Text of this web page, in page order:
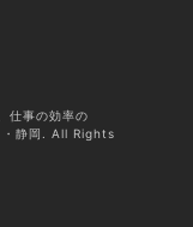
仕事の効率の
・静岡. All Rights